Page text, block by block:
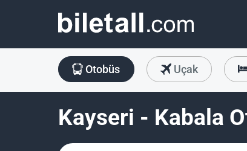
Otobüs Uçak
Kayseri - Kabala